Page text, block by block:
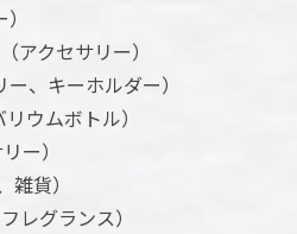
アクセサリー）
、キーホルダー）
ウムボトル）
ー）
貨）
レグランス）